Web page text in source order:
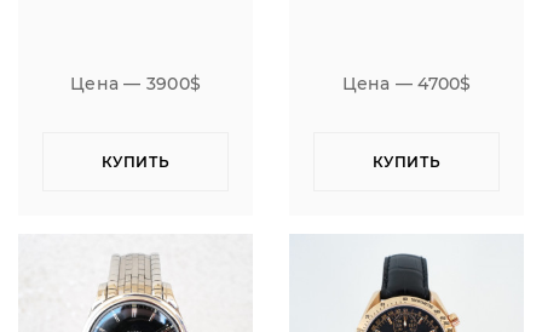
Цена — 3900$
КУПИТЬ
Цена — 4700$
КУПИТЬ